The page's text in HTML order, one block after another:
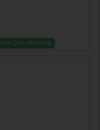
Dinh Province